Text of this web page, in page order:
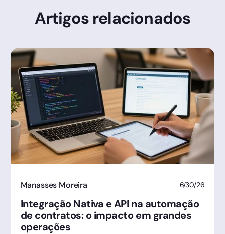
Artigos relacionados
Manasses Moreira 6/30/26
Integração Nativa e API na automação
de contratos: o impacto em grandes
operações